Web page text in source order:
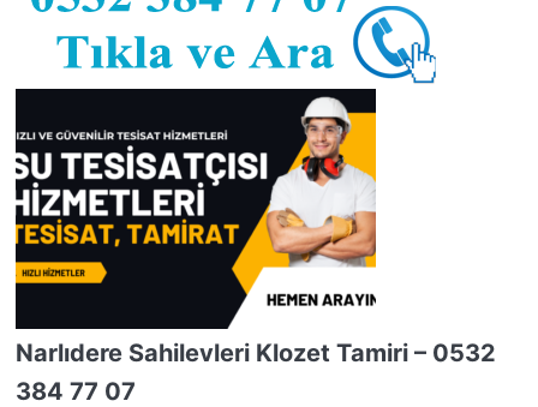
Narlıdere Sahilevleri Klozet Tamiri – 0532
384 77 07